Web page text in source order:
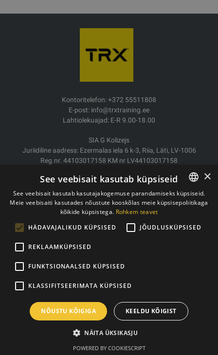
Kontoritelefon: +372 55511808
E-post: info@trxtraining.ee
Lahtiolekuajad: E-R 9.00-18.00
SIA G Kolizejs
Juriidiline aadress: Ezermalas iela 6 k-3, Riia, Läti, LV-1006
Reg.nr. 44103017158 KM nr LV44103017158
Kauba tarne/Tagastamine
Makse
Ostutingimused
Privaatsuspoliitika
ESTONIAN
×
See veebisait kasutab küpsiseid
See veebisait kasutab kasutajakogemuse parandamiseks küpsiseid.
Meie veebisaiti kasutades nõustute kooskõlas meie küpsisepoliitikaga
kõikide küpsistega. Rohkem teavet
HÄDAVAJALIKUD KÜPSISED
JÕUDLUSKÜPSISED
REKLAAMKÜPSISED
FUNKTSIONAALSED KÜPSISED
KLASSIFITSEERIMATA KÜPSISED
NÕUSTU KÕIGIGA KEELDU KÕIGIST
NÄITA ÜKSIKASJU
POWERED BY COOKIESCRIPT